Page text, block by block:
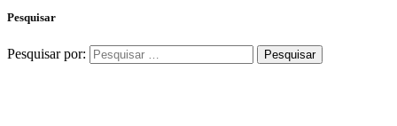
Pesquisar
Pesquisar por: